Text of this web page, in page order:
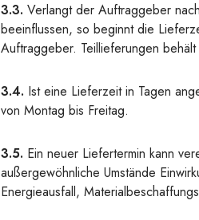
3.3. Verlangt der Auftraggeber
beeinflussen, so beginnt die
Auftraggeber. Teillieferungen
3.4. Ist eine Lieferzeit in Tagen
von Montag bis Freitag.
3.5. Ein neuer Liefertermin kann
außergewöhnliche Umstände
Energieausfall,